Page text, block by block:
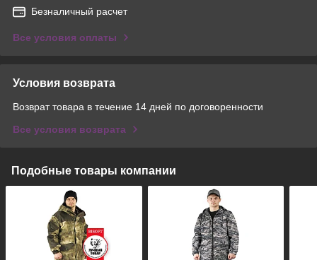
Безналичный расчет
Все условия оплаты
Условия возврата
Возврат товара в течение 14 дней по договоренности
Все условия возврата
Подобные товары компании